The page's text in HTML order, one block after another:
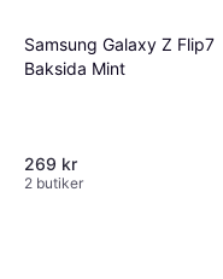
Samsung Galaxy Z Flip7
Baksida Mint
269 kr
2 butiker